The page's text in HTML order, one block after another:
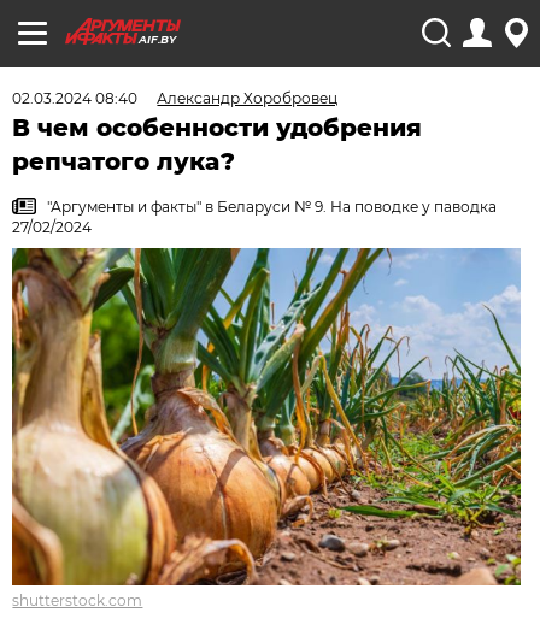
AIF.BY
02.03.2024 08:40 Александр Хоробровец
В чем особенности удобрения
репчатого лука?
"Аргументы и факты" в Беларуси № 9. На поводке у паводка
27/02/2024
shutterstock.com